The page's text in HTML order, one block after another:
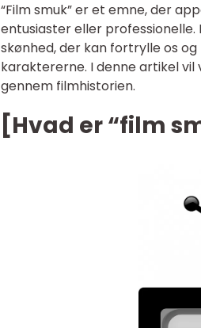
“Film smuk” er et emne, der
entusiaster eller
skønhed, der kan fortrylle os
karaktererne. I denne artikel vil
gennem filmhistorien.
[Hvad er “film